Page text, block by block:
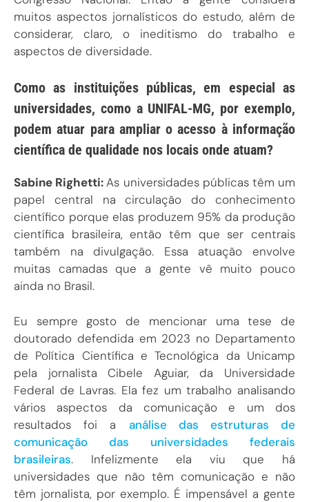
muitos aspectos jornalísticos do estudo, além de
considerar, claro, o ineditismo do trabalho e
aspectos de diversidade.
Como as instituições públicas, em especial as
universidades, como a UNIFAL-MG, por exemplo,
podem atuar para ampliar o acesso à informação
científica de qualidade nos locais onde atuam?
Sabine Righetti:As universidades públicas têm um
papel central na circulação do conhecimento
científico porque elas produzem 95% da produção
científica brasileira, então têm que ser centrais
também na divulgação. Essa atuação envolve
muitas camadas que a gente vê muito pouco
ainda no Brasil.
Eu sempre gosto de mencionar uma tese de
doutorado defendida em 2023 no Departamento
de Política Científica e Tecnológica da Unicamp
pela jornalista Cibele Aguiar, da Universidade
Federal de Lavras. Ela fez um trabalho analisando
vários aspectos da comunicação e um dos
resultados foi a análise das estruturas de
comunicação das universidades federais
brasileiras. Infelizmente ela viu que há
universidades que não têm comunicação e não
têm jornalista, por exemplo. É impensável a gente